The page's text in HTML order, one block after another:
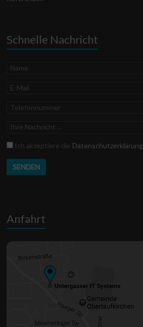
Schnelle Nachricht
Name
E-
Telefonnummer
Ihre
Datenschutz
Ich akzeptiere die Datenschutzerklärung
Anfahrt